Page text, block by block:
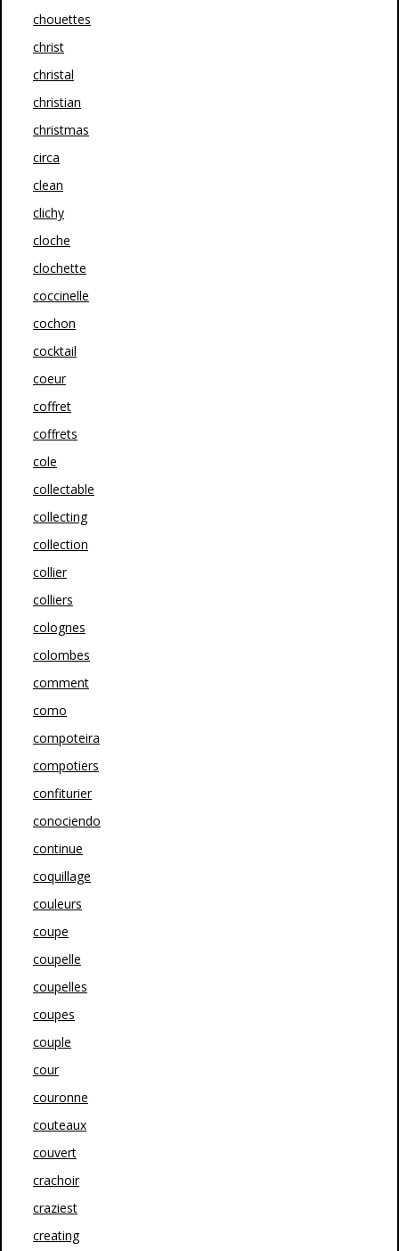
chouettes
christ
christal
christian
christmas
circa
clean
clichy
cloche
clochette
coccinelle
cochon
cocktail
coeur
coffret
coffrets
cole
collectable
collecting
collection
collier
colliers
colognes
colombes
comment
como
compoteira
compotiers
confiturier
conociendo
continue
coquillage
couleurs
coupe
coupelle
coupelles
coupes
couple
cour
couronne
couteaux
couvert
crachoir
craziest
creating